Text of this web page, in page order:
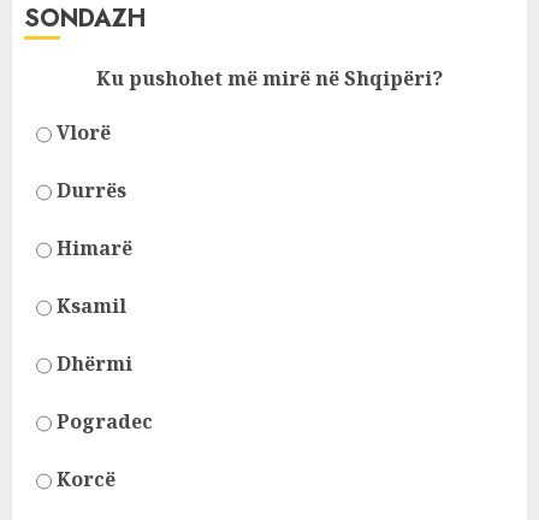
SONDAZH
Ku pushohet më mirë në Shqipëri?
Vlorë
Durrës
Himarë
Ksamil
Dhërmi
Pogradec
Korcë